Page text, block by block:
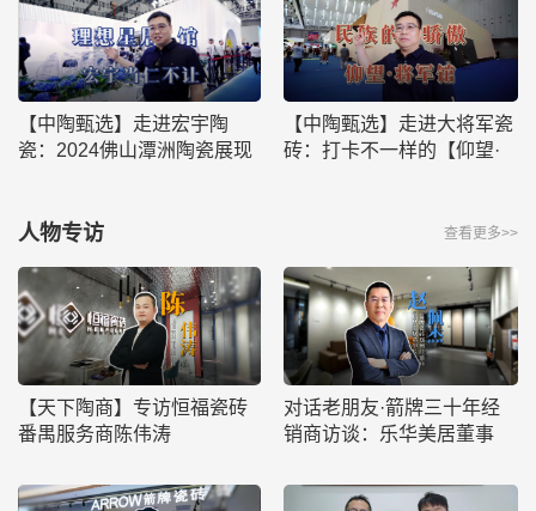
【中陶甄选】走进宏宇陶
瓷：2024佛山潭洲陶瓷展现
【中陶甄选】走进大将军瓷
砖：打卡不一样的【仰望·
人物专访 查看更多>>
【天下陶商】专访恒福瓷砖
番禺服务商陈伟涛
对话老朋友·箭牌三十年经
销商访谈：乐华美居董事
佩杰